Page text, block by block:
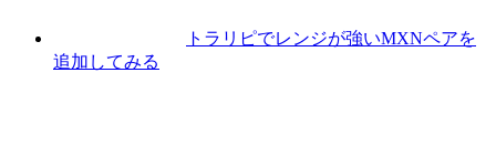
トラリピでレンジが強いMXNペアを
追加してみる